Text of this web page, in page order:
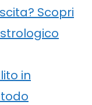
Scopri
in